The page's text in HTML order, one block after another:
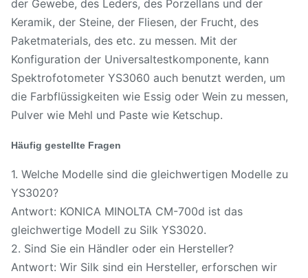
der Gewebe, des Leders, des Porzellans und der
Keramik, der Steine, der Fliesen, der Frucht, des
Paketmaterials, des etc. zu messen. Mit der
Konfiguration der Universaltestkomponente, kann
Spektrofotometer YS3060 auch benutzt werden, um
die Farbflüssigkeiten wie Essig oder Wein zu messen,
Pulver wie Mehl und Paste wie Ketschup.
Häufig gestellte Fragen
1. Welche Modelle sind die gleichwertigen Modelle zu
YS3020?
Antwort: KONICA MINOLTA CM-700d ist das
gleichwertige Modell zu Silk YS3020.
2. Sind Sie ein Händler oder ein Hersteller?
Antwort: Wir Silk sind ein Hersteller, erforschen wir